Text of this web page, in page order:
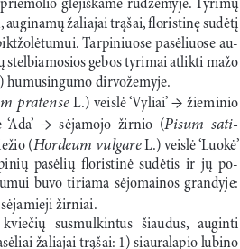
žaliajai trąšai, floristinę sudėtį
Tarpiniuose pasėliuose au
gebos tyrimai atlikti mažo
dirvožemyje.
pratense
  L.)  veislė ‘Vyliai’
→
  žieminio
‘Ada’
→
  sėjamojo  žirnio  (
Pisum  sati-
(Hordeum vulgare L.)  veislė ‘Luokė’
pasėlių  floristinė  sudėtis  ir  jų  po­
buvo  tiriama  sėjomainos  grandyje:
sėjamieji žirniai.
susmulkintus   šiaudus,   auginti
žaliajai trąšai: 1) siauralapio lubino